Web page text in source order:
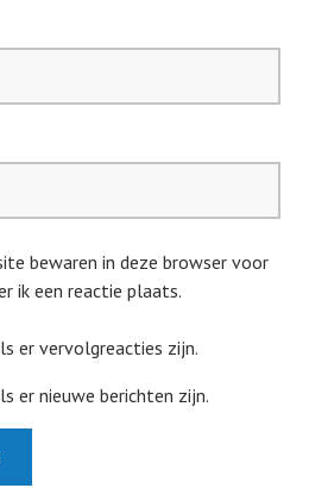
bewaren in deze browser voor
ik een reactie plaats.
er vervolgreacties zijn.
er nieuwe berichten zijn.